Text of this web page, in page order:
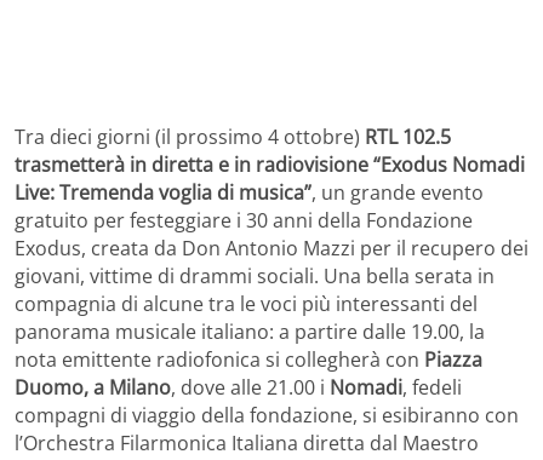
Tra dieci giorni (il prossimo 4 ottobre) RTL 102.5
trasmetterà in diretta e in radiovisione “Exodus Nomadi
Live: Tremenda voglia di musica”, un grande evento
gratuito per festeggiare i 30 anni della Fondazione
Exodus, creata da Don Antonio Mazzi per il recupero dei
giovani, vittime di drammi sociali. Una bella serata in
compagnia di alcune tra le voci più interessanti del
panorama musicale italiano: a partire dalle 19.00, la
nota emittente radiofonica si collegherà con Piazza
Duomo, a Milano, dove alle 21.00 i Nomadi, fedeli
compagni di viaggio della fondazione, si esibiranno con
l’Orchestra Filarmonica Italiana diretta dal Maestro